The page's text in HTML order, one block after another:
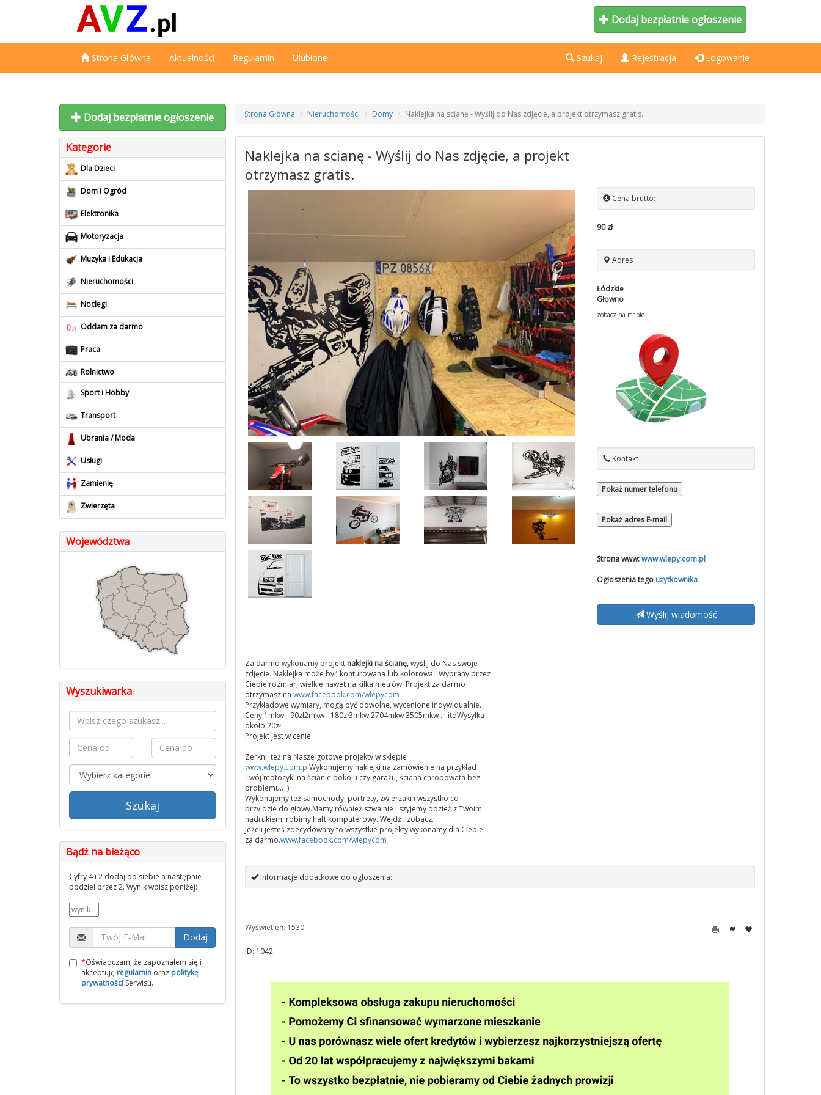
Dodaj bezpłatnie ogłoszenie
Strona Główna Aktualności Regulamin Ulubione Szukaj Rejestracja Logowanie
Dodaj bezpłatnie ogłoszenie
Kategorie
Dla Dzieci
Dom i Ogród
Elektronika
Motoryzacja
Muzyka i Edukacja
Nieruchomości
Noclegi
Oddam za darmo
Praca
Rolnictwo
Sport i Hobby
Transport
Ubrania / Moda
Usługi
Zamienię
Zwierzęta
Województwa
Wyszukiwarka
Szukaj
Bądź na bieżąco
Cyfry 4 i 2 dodaj do siebie a następnie
podziel przez 2. Wynik wpisz poniżej:
Dodaj
*Oświadczam, że zapoznałem się i
akceptuję regulamin oraz politykę
prywatności Serwisu.
Strona Główna Nieruchomości Domy Naklejka na scianę - Wyślij do Nas zdjęcie, a projekt otrzymasz gratis.
Naklejka na scianę - Wyślij do Nas zdjęcie, a projekt
otrzymasz gratis.
Cena brutto:
90 zł
Adres
Łódzkie
Głowno
zobacz na mapie
Kontakt
Pokaż numer telefonu
Pokaż adres E-mail
Strona www:www.wlepy.com.pl
Ogłoszenia tego użytkownika
Wyślij wiadomość
Za darmo wykonamy projekt naklejki na ścianę, wyślij do Nas swoje
zdjęcie. Naklejka może być konturowana lub kolorowa. Wybrany przez
Ciebie rozmiar, wielkie nawet na kilka metrów. Projekt za darmo
otrzymasz na www.facebook.com/wlepycom
Przykładowe wymiary, mogą być dowolne, wycenione indywidualnie.
Ceny:1mkw - 90zł2mkw - 180zł3mkw 2704mkw 3505mkw ... itdWysyłka
około 20zł
Projekt jest w cenie.
Zerknij też na Nasze gotowe projekty w sklepie
www.wlepy.com.plWykonujemy naklejki na zamówienie na przykład
Twój motocykl na ścianie pokoju czy garażu, ściana chropowata bez
problemu.. :)
Wykonujemy też samochody, portrety, zwierzaki i wszystko co
przyjdzie do głowy.Mamy również szwalnie i szyjemy odzież z Twoim
nadrukiem, robimy haft komputerowy. Wejdź i zobacz.
Jeżeli jesteś zdecydowany to wszystkie projekty wykonamy dla Ciebie
za darmo.www.facebook.com/wlepycom
Informacje dodatkowe do ogłoszenia:
Wyświetleń: 1530
ID: 1042